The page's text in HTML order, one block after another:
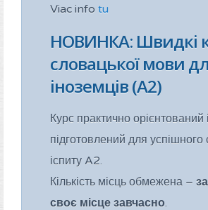
Viac info tu
НОВИНКА: Швидкі
словацької мови
іноземців (A2)
Курс практично орієнтований
підготовлений для успішного
іспиту A2.
Кількість місць обмежена –
своє місце завчасно.